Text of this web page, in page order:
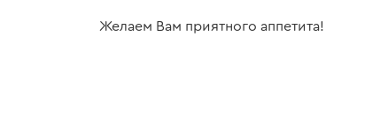
Желаем Вам приятного аппетита!